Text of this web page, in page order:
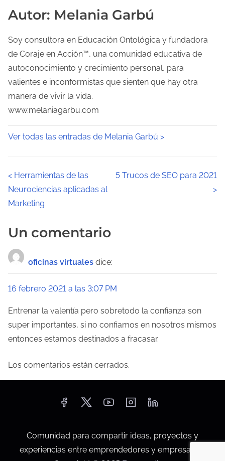
Autor: Melania Garbú
Soy consultora en Educación Ontológica y fundadora
de Coraje en Acción™, una comunidad educativa de
autoconocimiento y crecimiento personal, para
valientes e inconformistas que sienten que hay otra
manera de vivir la vida.
www.melaniagarbu.com
Ver todas las entradas de Melania Garbú >
N
a
e
g
i
ó
n
d
< Herramientas de las
Neurociencias aplicadas al
Marketing
5 Trucos de SEO para 2021
>
Un comentario
oficinas virtuales dice:
16 febrero 2021 a las 3:07 PM
Entrenar la valentía pero sobretodo la confianza son
super importantes, si no confiamos en nosotros mismos
entonces estamos destinados a fracasar.
Los comentarios están cerrados.
Comunidad para compartir ideas, proyectos y
experiencias entre emprendedores y empresarios.